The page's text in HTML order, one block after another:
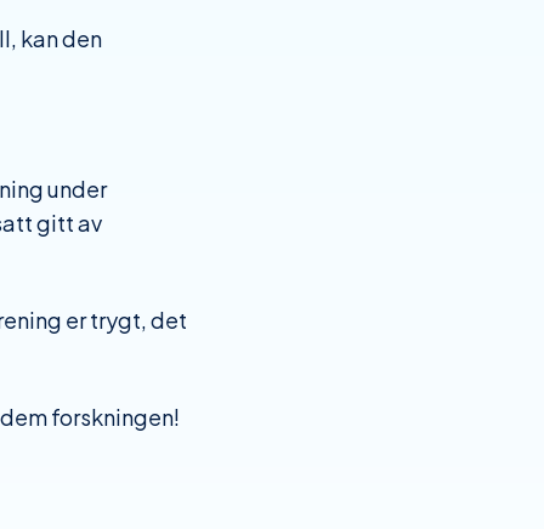
kan den
under
gitt av
er trygt, det
forskningen!